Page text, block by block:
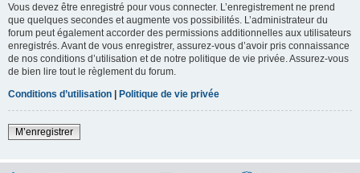
Vous devez être enregistré pour vous connecter. L’enregistrement ne prend
que quelques secondes et augmente vos possibilités. L’administrateur du
forum peut également accorder des permissions additionnelles aux utilisateurs
enregistrés. Avant de vous enregistrer, assurez-vous d’avoir pris connaissance
de nos conditions d’utilisation et de notre politique de vie privée. Assurez-vous
de bien lire tout le règlement du forum.
Conditions d’utilisation | Politique de vie privée
M’enregistrer